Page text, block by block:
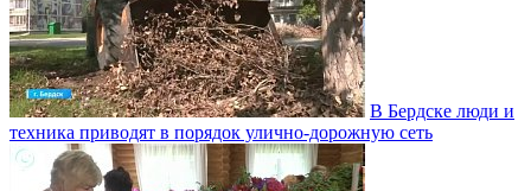
В Бердске люди и
техника приводят в порядок улично‑дорожную сеть